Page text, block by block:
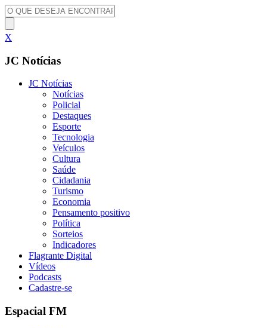
X
JC Notícias
JC Notícias
Notícias
Policial
Destaques
Esporte
Tecnologia
Veículos
Cultura
Saúde
Cidadania
Turismo
Economia
Pensamento positivo
Política
Sorteios
Indicadores
Flagrante Digital
Vídeos
Podcasts
Cadastre-se
Espacial FM